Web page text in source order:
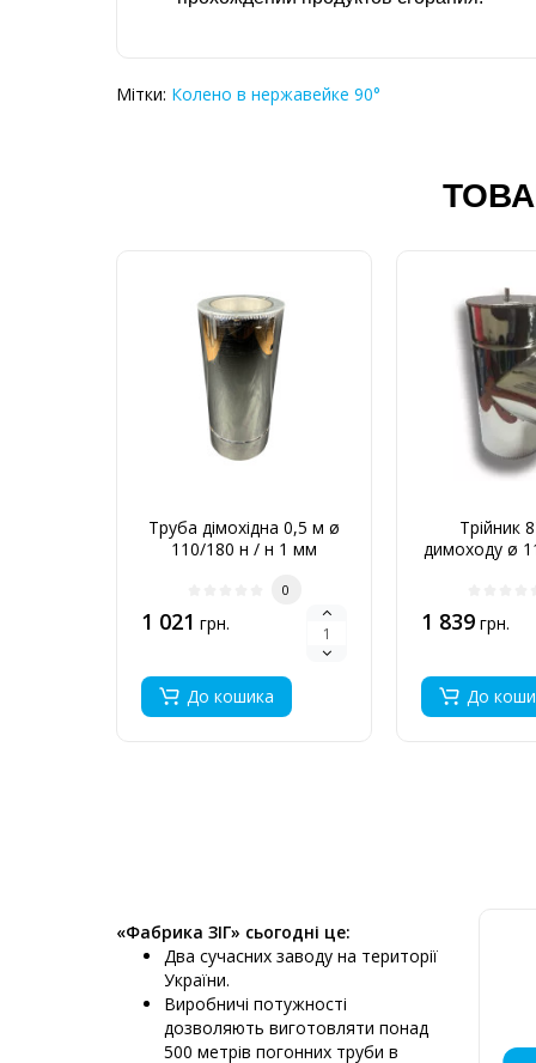
Мітки: Колено в нержавейке 90°
Труба дімохідна 0,5 м ø
110/180 н / н 1 мм
0
1 021 грн.
До кошика
Трійник
димоходу ø
1 839 грн.
До
«Фабрика ЗІГ» сьогодні це:
Два сучасних заводу на території
України.
Виробничі потужності
дозволяють виготовляти понад
500 метрів погонних труби в